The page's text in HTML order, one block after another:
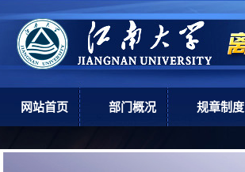
网站首页 部门概况 规章制度